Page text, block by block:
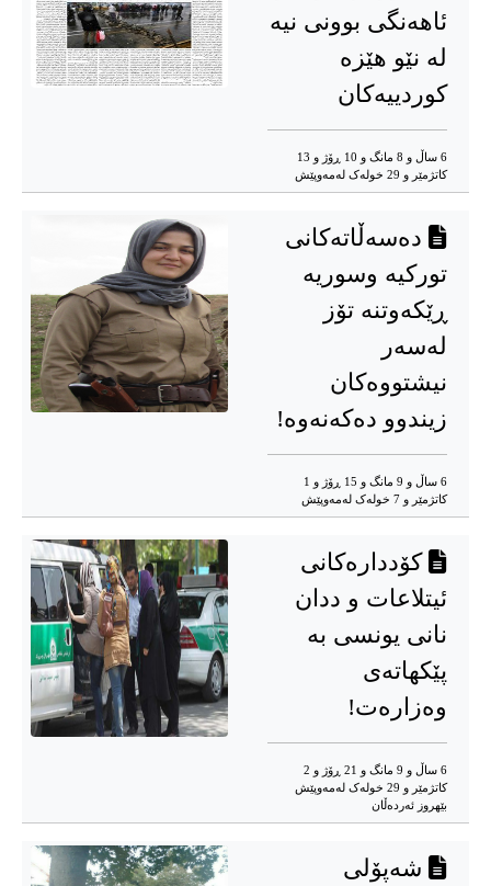
ئاهەنگی بوونی نیە
لە نێو هێزە
کوردییەکان
6 ساڵ و 8 مانگ و 10 ڕۆژ و 13
کاتژمێر و 29 خوله‌ک له‌مه‌وپێش‌
دەسەڵاتەکانی
تورکیە وسوریە
ڕێکەوتنە تۆز
لەسەر
نیشتووەکان
زیندوو دەکەنەوە!
6 ساڵ و 9 مانگ و 15 ڕۆژ و 1
کاتژمێر و 7 خوله‌ک له‌مه‌وپێش‌
کۆددارەکانی
ئیتلاعات و ددان
نانی یونسی بە
پێکهاتەی
وەزارەت!
6 ساڵ و 9 مانگ و 21 ڕۆژ و 2
کاتژمێر و 29 خوله‌ک له‌مه‌وپێش‌
بێهروز ئه‌رده‌ڵان
شەپۆلی